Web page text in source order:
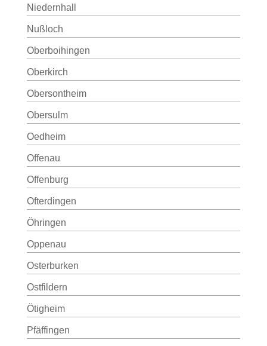
Niedernhall
Nußloch
Oberboihingen
Oberkirch
Obersontheim
Obersulm
Oedheim
Offenau
Offenburg
Ofterdingen
Öhringen
Oppenau
Osterburken
Ostfildern
Ötigheim
Pfäffingen